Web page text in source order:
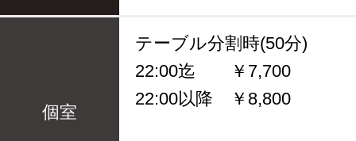
個室
テーブル分割時(50分)
22:00迄 ￥7,700
22:00以降 ￥8,800